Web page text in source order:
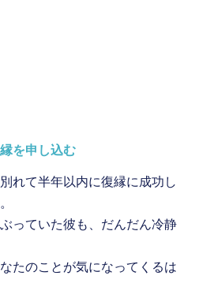
を申し込む
れて半年以内に復縁に成功し
っていた彼も、だんだん冷静
たのことが気になってくるは